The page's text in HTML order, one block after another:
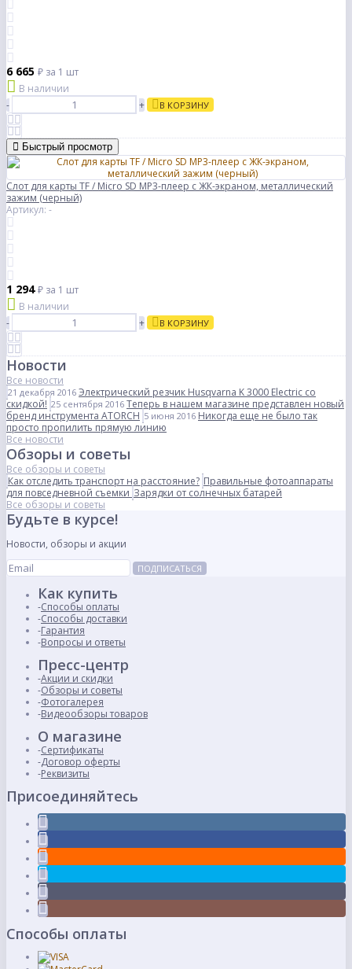
6 665 ₽ за 1 шт
В наличии
-
+ В КОРЗИНУ
Быстрый просмотр
Слот для карты TF / Micro SD MP3-плеер с ЖК-экраном, металлический
зажим (черный)
Артикул: -
1 294₽ за 1 шт
В наличии
-
+ В КОРЗИНУ
Новости
Все новости
21 декабря 2016 Электрический резчик Husqvarna K 3000 Electric со
скидкой! 25 сентября 2016 Теперь в нашем магазине представлен новый
бренд инструмента ATORCH 5 июня 2016 Никогда еще не было так
просто пропилить прямую линию
Все новости
Обзоры и советы
Все обзоры и советы
Как отследить транспорт на расстояние? Правильные фотоаппараты
для повседневной съемки Зарядки от солнечных батарей
Все обзоры и советы
Будьте в курсе!
Новости, обзоры и акции
ПОДПИСАТЬСЯ
Как купить
Способы оплаты
Способы доставки
Гарантия
Вопросы и ответы
Пресс-центр
Акции и скидки
Обзоры и советы
Фотогалерея
Видеообзоры товаров
О магазине
Сертификаты
Договор оферты
Реквизиты
Присоединяйтесь
Способы оплаты